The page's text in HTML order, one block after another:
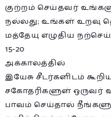
குற்றம் செய்தவர்
நல்லது; உங்கள் உறவு
மத்தேயு எழுதிய
15-20
அக்காலத்தில்
இயேசு சீடர்களிடம்
சகோதரிகளுள் ஒருவர்
பாவம் செய்தால்